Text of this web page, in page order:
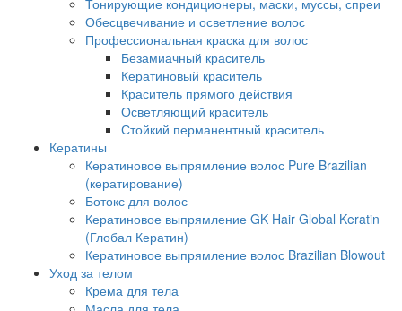
Тонирующие кондиционеры, маски, муссы, спреи
Обесцвечивание и осветление волос
Профессиональная краска для волос
Безамиачный краситель
Кератиновый краситель
Краситель прямого действия
Осветляющий краситель
Стойкий перманентный краситель
Кератины
Кератиновое выпрямление волос Pure Brazilian
(кератирование)
Ботокс для волос
Кератиновое выпрямление GK Hair Global Keratin
(Глобал Кератин)
Кератиновое выпрямление волос Brazilian Blowout
Уход за телом
Крема для тела